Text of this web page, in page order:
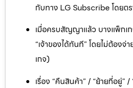
กับทาง LG Subscribe โดยต
เมื่อครบสัญญาแล้ว บางแพ็กเ
“เจ้าของได้ทันที” โดยไม่ต้อง
เกจ)
เรื่อง “คืนสินค้า” / “ย้ายที่อยู่”